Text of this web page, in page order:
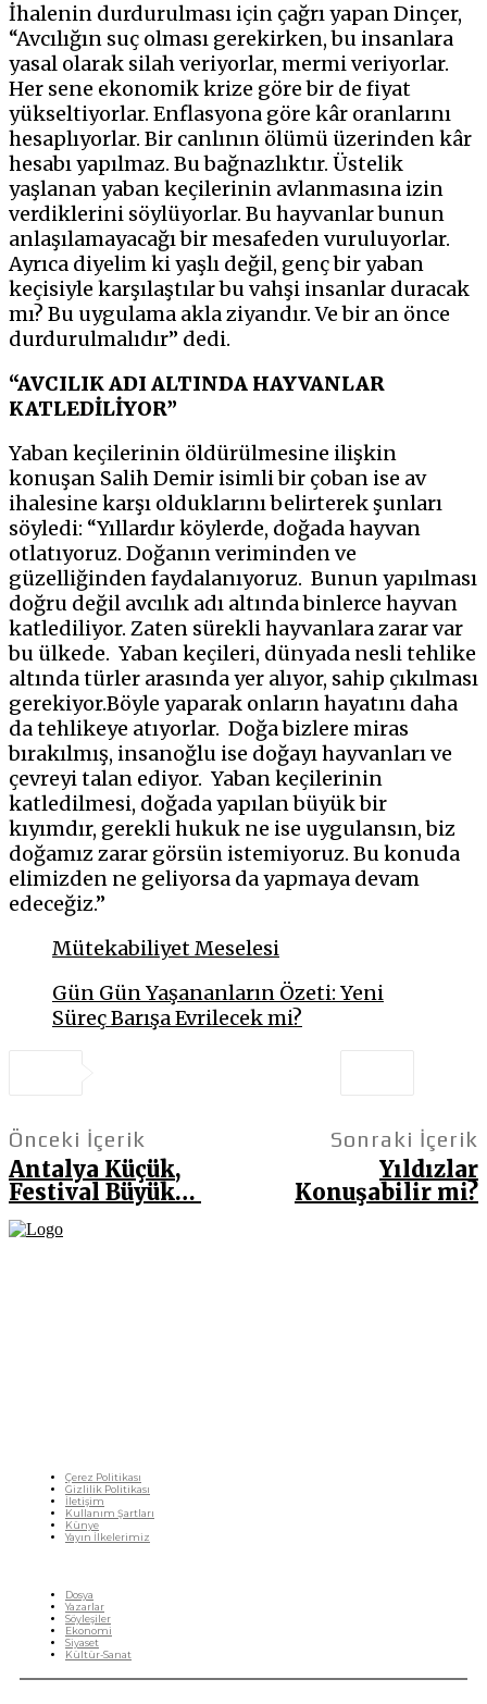
İhalenin durdurulması için çağrı yapan Dinçer,
“Avcılığın suç olması gerekirken, bu insanlara
yasal olarak silah veriyorlar, mermi veriyorlar.
Her sene ekonomik krize göre bir de fiyat
yükseltiyorlar. Enflasyona göre kâr oranlarını
hesaplıyorlar. Bir canlının ölümü üzerinden kâr
hesabı yapılmaz. Bu bağnazlıktır. Üstelik
yaşlanan yaban keçilerinin avlanmasına izin
verdiklerini söylüyorlar. Bu hayvanlar bunun
anlaşılamayacağı bir mesafeden vuruluyorlar.
Ayrıca diyelim ki yaşlı değil, genç bir yaban
keçisiyle karşılaştılar bu vahşi insanlar duracak
mı? Bu uygulama akla ziyandır. Ve bir an önce
durdurulmalıdır” dedi.
“AVCILIK ADI ALTINDA HAYVANLAR
KATLEDİLİYOR”
Yaban keçilerinin öldürülmesine ilişkin
konuşan Salih Demir isimli bir çoban ise av
ihalesine karşı olduklarını belirterek şunları
söyledi: “Yıllardır köylerde, doğada hayvan
otlatıyoruz. Doğanın veriminden ve
güzelliğinden faydalanıyoruz. Bunun yapılması
doğru değil avcılık adı altında binlerce hayvan
katlediliyor. Zaten sürekli hayvanlara zarar var
bu ülkede. Yaban keçileri, dünyada nesli tehlike
altında türler arasında yer alıyor, sahip çıkılması
gerekiyor.Böyle yaparak onların hayatını daha
da tehlikeye atıyorlar. Doğa bizlere miras
bırakılmış, insanoğlu ise doğayı hayvanları ve
çevreyi talan ediyor. Yaban keçilerinin
katledilmesi, doğada yapılan büyük bir
kıyımdır, gerekli hukuk ne ise uygulansın, biz
doğamız zarar görsün istemiyoruz. Bu konuda
elimizden ne geliyorsa da yapmaya devam
edeceğiz.”
Mütekabiliyet Meselesi
Gün Gün Yaşananların Özeti: Yeni
Süreç Barışa Evrilecek mi?
Önceki İçerik
Antalya Küçük,
Festival Büyük…
Sonraki İçerik
Yıldızlar
Konuşabilir mi?
Çerez Politikası
Gizlilik Politikası
İletişim
Kullanım Şartları
Künye
Yayın İlkelerimiz
Dosya
Yazarlar
Söyleşiler
Ekonomi
Siyaset
Kültür-Sanat